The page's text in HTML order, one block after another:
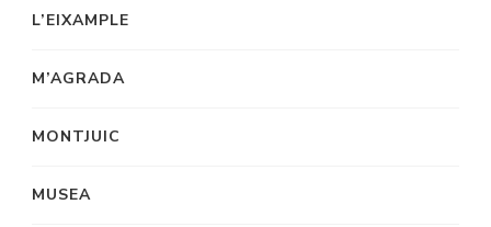
L’EIXAMPLE
M’AGRADA
MONTJUIC
MUSEA